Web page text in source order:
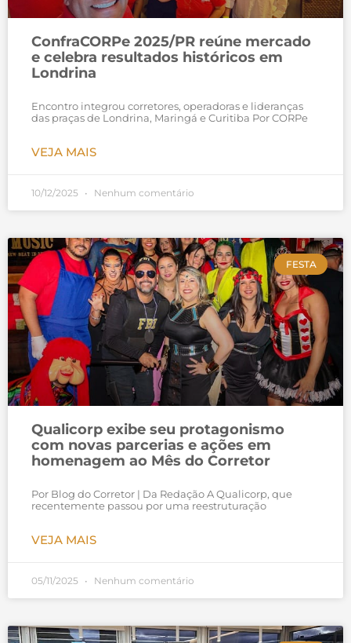
ConfraCORPe 2025/PR reúne mercado
e celebra resultados históricos em
Londrina
Encontro integrou corretores, operadoras e lideranças
das praças de Londrina, Maringá e Curitiba Por CORPe
VEJA MAIS
10/12/2025 Nenhum comentário
FESTA
Qualicorp exibe seu protagonismo
com novas parcerias e ações em
homenagem ao Mês do Corretor
Por Blog do Corretor | Da Redação A Qualicorp, que
recentemente passou por uma reestruturação
VEJA MAIS
05/11/2025 Nenhum comentário